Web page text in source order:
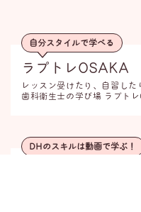
ラプトレOSAKA
レッスン受けたり、自習した
歯科衛生士の学び場 ラプト
自分スタイルで学べる
DHのスキルは動画で学ぶ！